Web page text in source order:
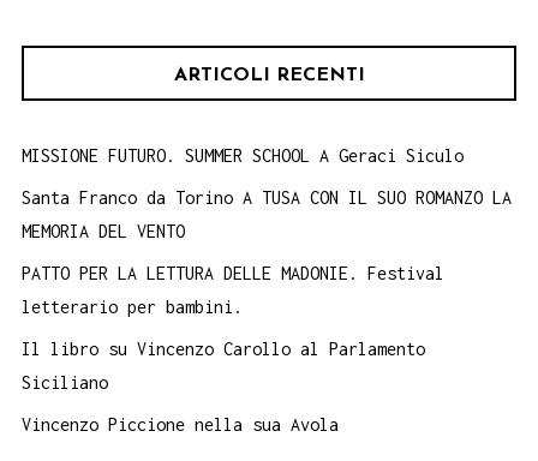
I
di
ARTICOLI RECENTI
MISSIONE FUTURO. SUMMER SCHOOL A Geraci Siculo
Santa Franco da Torino A TUSA CON IL SUO ROMANZO LA
MEMORIA DEL VENTO
PATTO PER LA LETTURA DELLE MADONIE. Festival
letterario per bambini.
Il libro su Vincenzo Carollo al Parlamento
Siciliano
Vincenzo Piccione nella sua Avola